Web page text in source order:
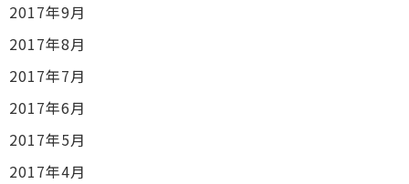
2017年9月
2017年8月
2017年7月
2017年6月
2017年5月
2017年4月